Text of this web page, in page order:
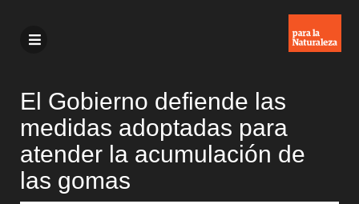
El Gobierno defiende las
medidas adoptadas para
atender la acumulación de
las gomas